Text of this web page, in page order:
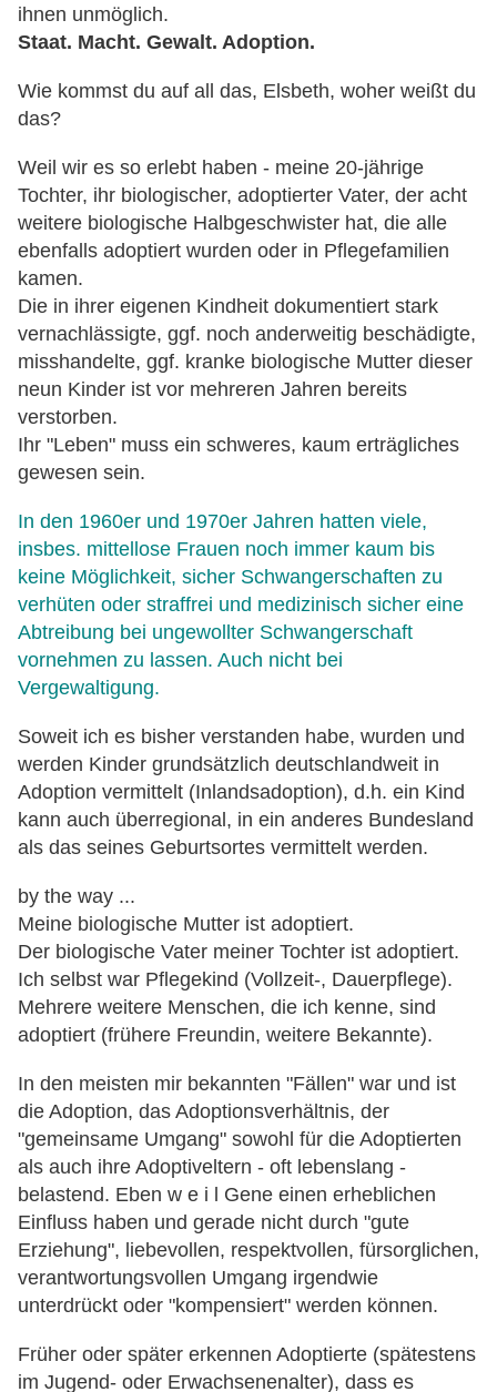
ihnen unmöglich.
Staat. Macht. Gewalt. Adoption.
Wie kommst du auf all das, Elsbeth, woher weißt du
das?
Weil wir es so erlebt haben - meine 20-jährige
Tochter, ihr biologischer, adoptierter Vater, der acht
weitere biologische Halbgeschwister hat, die alle
ebenfalls adoptiert wurden oder in Pflegefamilien
kamen.
Die in ihrer eigenen Kindheit dokumentiert stark
vernachlässigte, ggf. noch anderweitig beschädigte,
misshandelte, ggf. kranke biologische Mutter dieser
neun Kinder ist vor mehreren Jahren bereits
verstorben.
Ihr "Leben" muss ein schweres, kaum erträgliches
gewesen sein.
In den 1960er und 1970er Jahren hatten viele,
insbes. mittellose Frauen noch immer kaum bis
keine Möglichkeit, sicher Schwangerschaften zu
verhüten oder straffrei und medizinisch sicher eine
Abtreibung bei ungewollter Schwangerschaft
vornehmen zu lassen. Auch nicht bei
Vergewaltigung.
Soweit ich es bisher verstanden habe, wurden und
werden Kinder grundsätzlich deutschlandweit in
Adoption vermittelt (Inlandsadoption), d.h. ein Kind
kann auch überregional, in ein anderes Bundesland
als das seines Geburtsortes vermittelt werden.
by the way ...
Meine biologische Mutter ist adoptiert.
Der biologische Vater meiner Tochter ist adoptiert.
Ich selbst war Pflegekind (Vollzeit-, Dauerpflege).
Mehrere weitere Menschen, die ich kenne, sind
adoptiert (frühere Freundin, weitere Bekannte).
In den meisten mir bekannten "Fällen" war und ist
die Adoption, das Adoptionsverhältnis, der
"gemeinsame Umgang" sowohl für die Adoptierten
als auch ihre Adoptiveltern - oft lebenslang -
belastend. Eben w e i l Gene einen erheblichen
Einfluss haben und gerade nicht durch "gute
Erziehung", liebevollen, respektvollen, fürsorglichen,
verantwortungsvollen Umgang irgendwie
unterdrückt oder "kompensiert" werden können.
Früher oder später erkennen Adoptierte (spätestens
im Jugend- oder Erwachsenenalter), dass es